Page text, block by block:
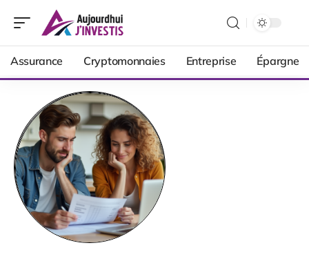
Assurance Cryptomonnaies Entreprise Épargne